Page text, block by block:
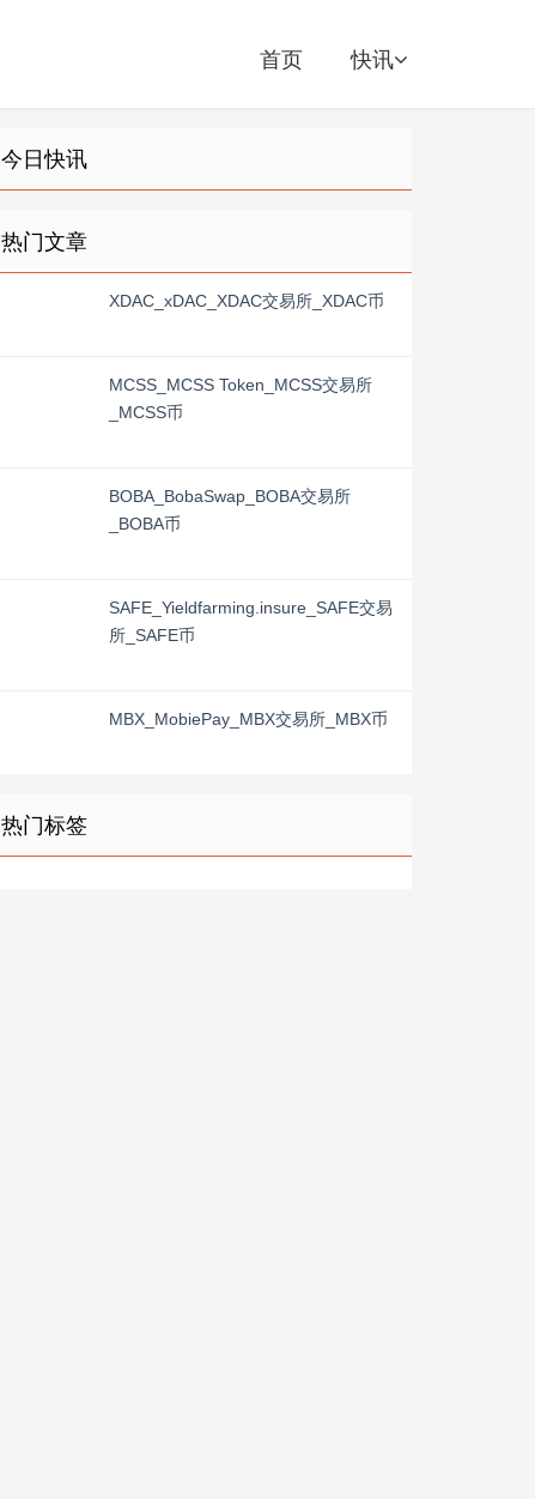
首页 快讯
今日快讯
热门文章
XDAC_xDAC_XDAC交易所_XDAC币
MCSS_MCSS Token_MCSS交易所
_MCSS币
BOBA_BobaSwap_BOBA交易所
_BOBA币
SAFE_Yieldfarming.insure_SAFE交易
所_SAFE币
MBX_MobiePay_MBX交易所_MBX币
热门标签